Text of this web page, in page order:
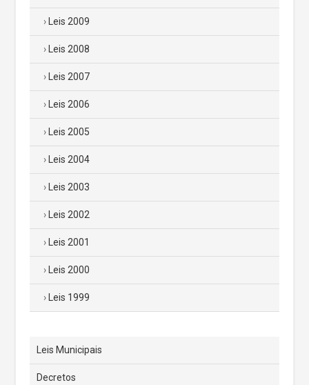
Leis 2009
Leis 2008
Leis 2007
Leis 2006
Leis 2005
Leis 2004
Leis 2003
Leis 2002
Leis 2001
Leis 2000
Leis 1999
Leis Municipais
Decretos